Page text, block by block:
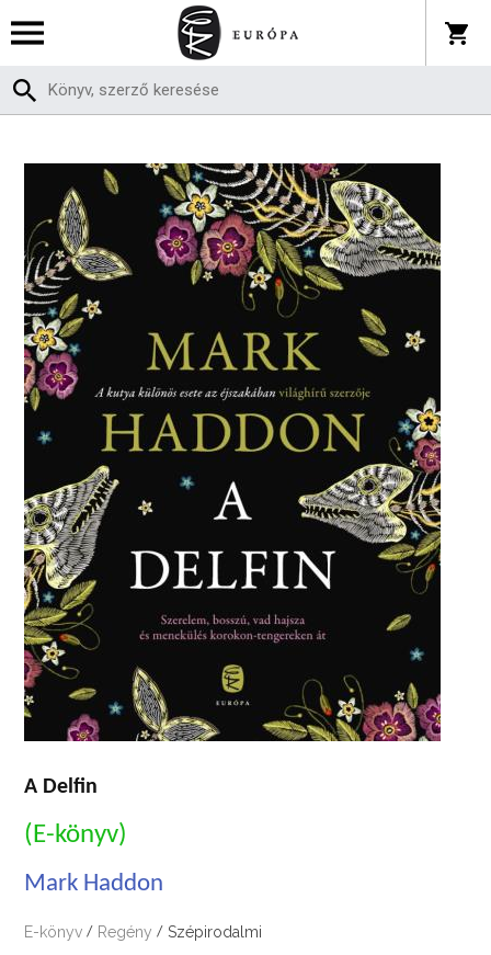
A Delfin
(E-könyv)
Mark Haddon
E-könyv / Regény / Szépirodalmi